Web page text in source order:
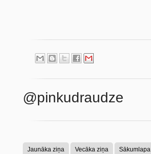
@pinkudraudze
Jaunāka ziņa Vecāka ziņa Sākumlapa